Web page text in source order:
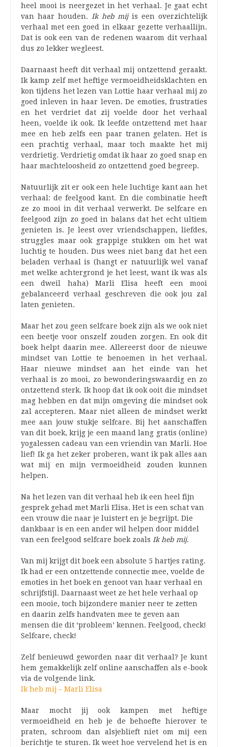
heel mooi is neergezet in het verhaal. Je gaat echt
van haar houden.
Ik heb mijis een overzichtelijk
verhaal met een goed in elkaar gezette verhaallijn.
Dat is ook een van de redenen waarom dit verhaal
dus zo lekker wegleest.
Daarnaast heeft dit verhaal mij ontzettend geraakt.
Ik kamp zelf met heftige vermoeidheidsklachten en
kon tijdens het lezen van Lottie haar verhaal mij zo
goed inleven in haar leven. De emoties, frustraties
en het verdriet dat zij voelde door het verhaal
heen, voelde ik ook. Ik leefde ontzettend met haar
mee en heb zelfs een paar tranen gelaten. Het is
een prachtig verhaal, maar toch maakte het mij
verdrietig. Verdrietig omdat ik haar zo goed snap en
haar machteloosheid zo ontzettend goed begreep.
Natuurlijk zit er ook een hele luchtige kant aan het
verhaal: de feelgood kant. En die combinatie heeft
ze zo mooi in dit verhaal verwerkt. De selfcare en
feelgood zijn zo goed in balans dat het echt ultiem
genieten is. Je leest over vriendschappen, liefdes,
struggles maar ook grappige stukken om het wat
luchtig te houden. Dus wees niet bang dat het een
beladen verhaal is (hangt er natuurlijk wel vanaf
met welke achtergrond je het leest, want ik was als
een dweil haha) Marli Elisa heeft een mooi
gebalanceerd verhaal geschreven die ook jou zal
laten genieten.
Maar het zou geen selfcare boek zijn als we ook niet
een beetje voor onszelf zouden zorgen. En ook dit
boek helpt daarin mee. Allereerst door de nieuwe
mindset van Lottie te benoemen in het verhaal.
Haar nieuwe mindset aan het einde van het
verhaal is zo mooi, zo bewonderingswaardig en zo
ontzettend sterk. Ik hoop dat ik ook ooit die mindset
mag hebben en dat mijn omgeving die mindset ook
zal accepteren. Maar niet alleen de mindset werkt
mee aan jouw stukje selfcare. Bij het aanschaffen
van dit boek, krijg je een maand lang gratis (online)
yogalessen cadeau van een vriendin van Marli. Hoe
lief! Ik ga het zeker proberen, want ik pak alles aan
wat mij en mijn vermoeidheid zouden kunnen
helpen.
Na het lezen van dit verhaal heb ik een heel fijn
gesprek gehad met Marli Elisa. Het is een schat van
een vrouw die naar je luistert en je begrijpt. Die
dankbaar is en een ander wil helpen door middel
van een feelgood selfcare boek zoals Ik heb mij.
Van mij krijgt dit boek een absolute 5 hartjes rating.
Ik had er een ontzettende connectie mee, voelde de
emoties in het boek en genoot van haar verhaal en
schrijfstijl. Daarnaast weet ze het hele verhaal op
een mooie, toch bijzondere manier neer te zetten
en daarin zelfs handvaten mee te geven aan
mensen die dit ‘probleem’ kennen. Feelgood, check!
Selfcare, check!
Zelf benieuwd geworden naar dit verhaal? Je kunt
hem gemakkelijk zelf online aanschaffen als e-book
via de volgende link.
Ik heb mij – Marli Elisa
Maar mocht jij ook kampen met heftige
vermoeidheid en heb je de behoefte hierover te
praten, schroom dan alsjeblieft niet om mij een
berichtje te sturen. Ik weet hoe vervelend het is en